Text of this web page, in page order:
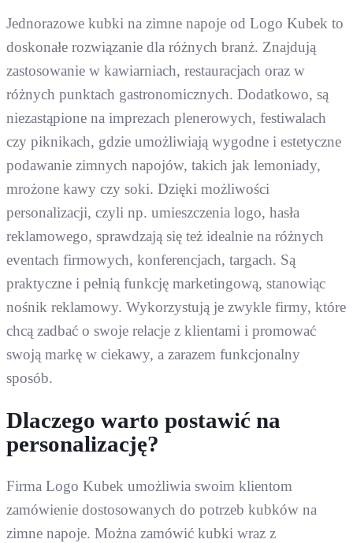
Jednorazowe kubki na zimne napoje od Logo Kubek to
doskonałe rozwiązanie dla różnych branż. Znajdują
zastosowanie w kawiarniach, restauracjach oraz w
różnych punktach gastronomicznych. Dodatkowo, są
niezastąpione na imprezach plenerowych, festiwalach
czy piknikach, gdzie umożliwiają wygodne i estetyczne
podawanie zimnych napojów, takich jak lemoniady,
mrożone kawy czy soki. Dzięki możliwości
personalizacji, czyli np. umieszczenia logo, hasła
reklamowego, sprawdzają się też idealnie na różnych
eventach firmowych, konferencjach, targach. Są
praktyczne i pełnią funkcję marketingową, stanowiąc
nośnik reklamowy. Wykorzystują je zwykle firmy, które
chcą zadbać o swoje relacje z klientami i promować
swoją markę w ciekawy, a zarazem funkcjonalny
sposób.
Dlaczego warto postawić na
personalizację?
Firma Logo Kubek umożliwia swoim klientom
zamówienie dostosowanych do potrzeb kubków na
zimne napoje. Można zamówić kubki wraz z